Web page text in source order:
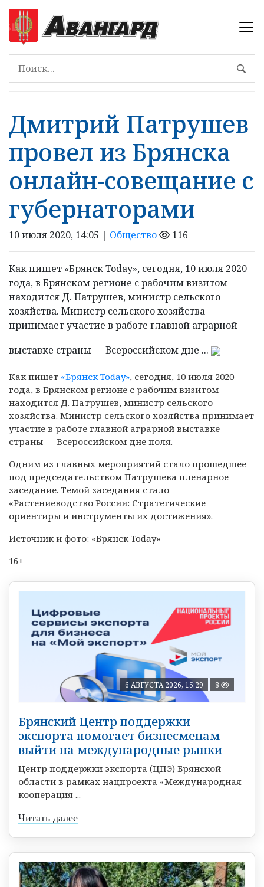
Дмитрий Патрушев
провел из Брянска
онлайн-совещание с
губернаторами
10 июля 2020, 14:05 | Общество 116
Как пишет «Брянск Today», сегодня, 10 июля 2020
года, в Брянском регионе с рабочим визитом
находится Д. Патрушев, министр сельского
хозяйства. Министр сельского хозяйства
принимает участие в работе главной аграрной
выставке страны — Всероссийском дне ...
Как пишет «Брянск Today», сегодня, 10 июля 2020
года, в Брянском регионе с рабочим визитом
находится Д. Патрушев, министр сельского
хозяйства. Министр сельского хозяйства принимает
участие в работе главной аграрной выставке
страны — Всероссийском дне поля.
Одним из главных мероприятий стало прошедшее
под председательством Патрушева пленарное
заседание. Темой заседания стало
«Растениеводство России: Стратегические
ориентиры и инструменты их достижения».
Источник и фото: «Брянск Today»
16+
6 АВГУСТА 2026, 15:29 8
Брянский Центр поддержки
экспорта помогает бизнесменам
выйти на международные рынки
Центр поддержки экспорта (ЦПЭ) Брянской
области в рамках нацпроекта «Международная
кооперация ...
Читать далее